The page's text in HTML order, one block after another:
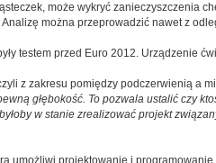
może wykryć zanieczyszczenia
można przeprowadzić nawet z
testem przed Euro 2012. Urządzenie
z zakresu pomiędzy podczerwienią a
głębokość. To pozwala ustalić czy
w stanie zrealizować projekt